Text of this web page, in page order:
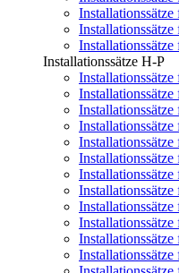
Installationssätze H-P
Installationssätze